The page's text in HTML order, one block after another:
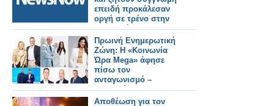
επειδή προκάλεσαν
οργή σε τρένο στην
Μπανγκόκ.
Πρωινή Ενημερωτική
Ζώνη: Η «Κοινωνία
Ώρα Mega» άφησε
πίσω τον
ανταγωνισμό –
Κατρακύλα για
«Καλημέρα Ελλάδα»
Αποθέωση για τον